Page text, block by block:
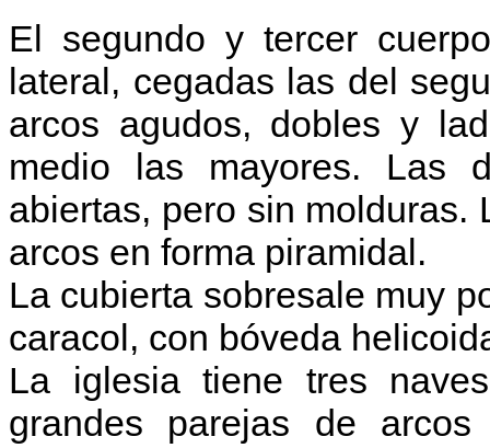
El segundo y tercer
lateral, cegadas las del
arcos agudos, dobles y
medio las mayores. Las
abiertas, pero sin molduras.
arcos en forma piramidal.
La cubierta sobresale muy
caracol, con bóveda
La iglesia tiene tres
grandes parejas de